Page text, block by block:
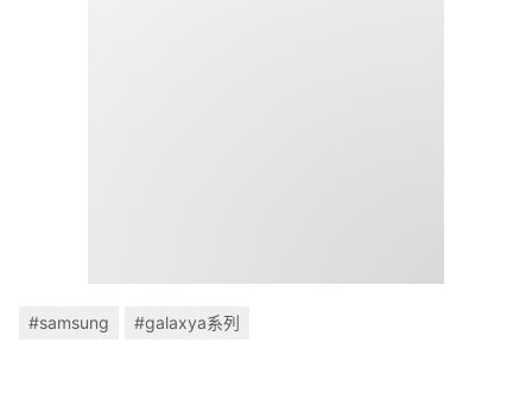
#samsung #galaxya系列